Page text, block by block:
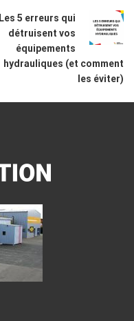
Les 5 erreurs qui
détruisent vos
équipements
hydrauliques (et comment
les éviter)